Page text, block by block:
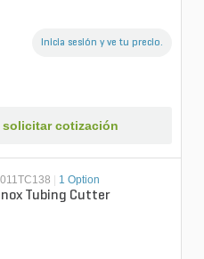
Inicia sesión y ve tu precio.
cotización
1 Option
Tubing Cutter